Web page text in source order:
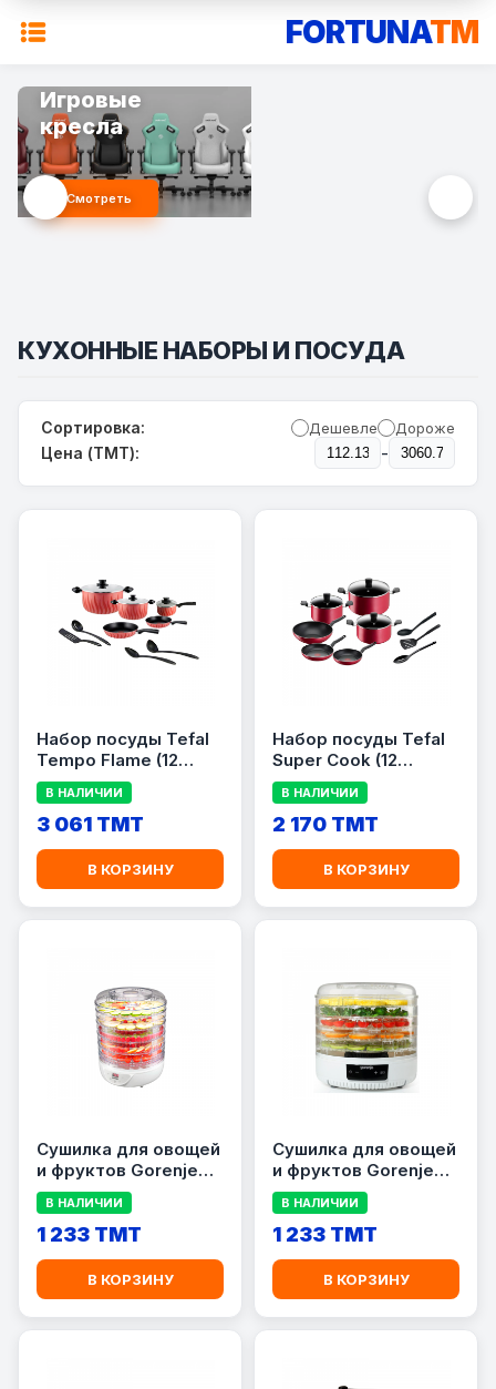
FORTUNATM
Игровые
кресла
Смотреть
КУХОННЫЕ НАБОРЫ И ПОСУДА
Сортировка: Дешевле Дороже
Цена (TMT): -
Набор посуды Tefal
Tempo Flame (12
предметов)
В НАЛИЧИИ
3 061 TMT
В КОРЗИНУ
Набор посуды Tefal
Super Cook (12
предметов)
В НАЛИЧИИ
2 170 TMT
В КОРЗИНУ
Сушилка для овощей
и фруктов Gorenje
FDK24DW
В НАЛИЧИИ
1 233 TMT
В КОРЗИНУ
Сушилка для овощей
и фруктов Gorenje
FDK500GCW
В НАЛИЧИИ
1 233 TMT
В КОРЗИНУ